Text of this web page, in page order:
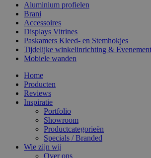
Aluminium profielen
Brani
Accessoires
Displays Vitrines
Paskamers Kleed- en Stemhokjes
Tijdelijke winkelinrichting &
Mobiele wanden
Home
Producten
Reviews
Inspiratie
Portfolio
Showroom
Productcategorieën
Specials / Branded
Wie zijn wij
Over ons